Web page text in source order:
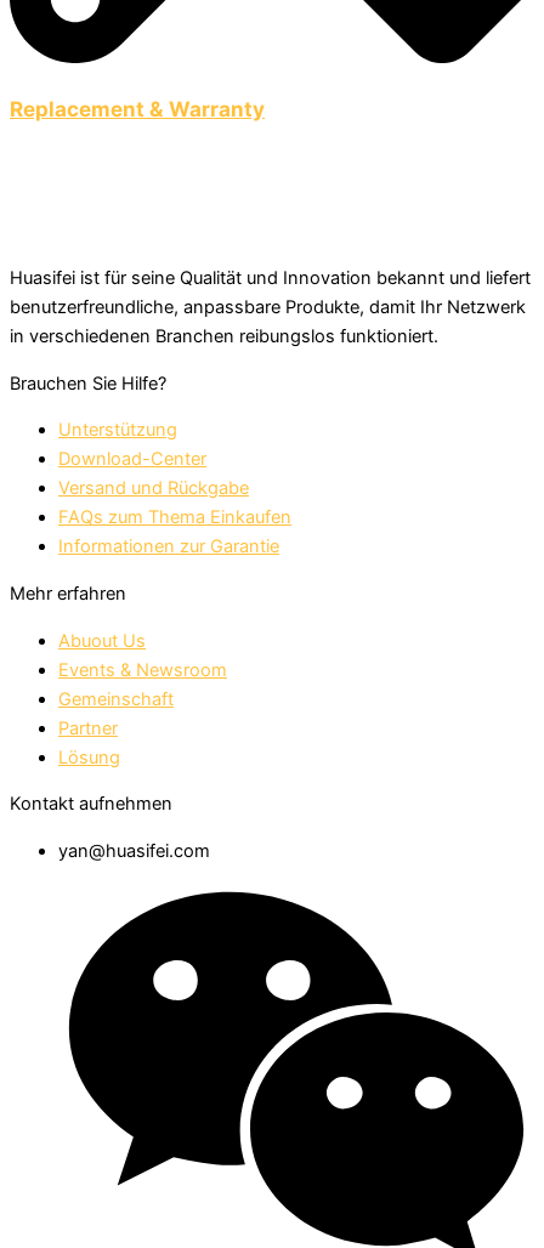
Replacement & Warranty
Huasifei ist für seine Qualität und Innovation bekannt und liefert
benutzerfreundliche, anpassbare Produkte, damit Ihr Netzwerk
in verschiedenen Branchen reibungslos funktioniert.
Brauchen Sie Hilfe?
Unterstützung
Download-Center
Versand und Rückgabe
FAQs zum Thema Einkaufen
Informationen zur Garantie
Mehr erfahren
Abuout Us
Events & Newsroom
Gemeinschaft
Partner
Lösung
Kontakt aufnehmen
yan@huasifei.com